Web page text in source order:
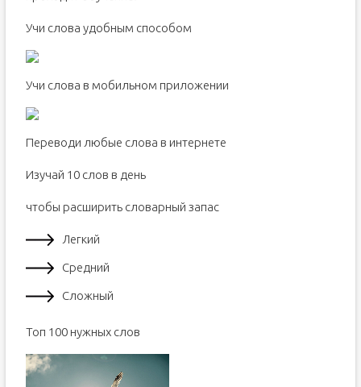
Учи слова удобным способом
Учи слова в мобильном приложении
Переводи любые слова в интернете
Изучай 10 слов в день
чтобы расширить словарный запас
Легкий
Средний
Сложный
Toп 100 нужных слов